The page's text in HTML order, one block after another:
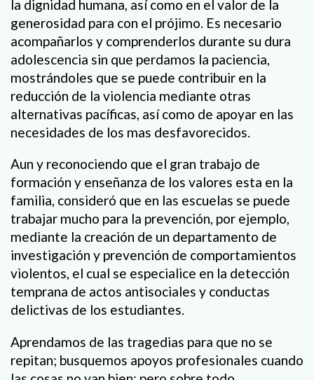
la dignidad humana, así como en el valor de la
generosidad para con el prójimo. Es necesario
acompañarlos y comprenderlos durante su dura
adolescencia sin que perdamos la paciencia,
mostrándoles que se puede contribuir en la
reducción de la violencia mediante otras
alternativas pacíficas, así como de apoyar en las
necesidades de los mas desfavorecidos.
Aun y reconociendo que el gran trabajo de
formación y enseñanza de los valores esta en la
familia, consideró que en las escuelas se puede
trabajar mucho para la prevención, por ejemplo,
mediante la creación de un departamento de
investigación y prevención de comportamientos
violentos, el cual se especialice en la detección
temprana de actos antisociales y conductas
delictivas de los estudiantes.
Aprendamos de las tragedias para que no se
repitan; busquemos apoyos profesionales cuando